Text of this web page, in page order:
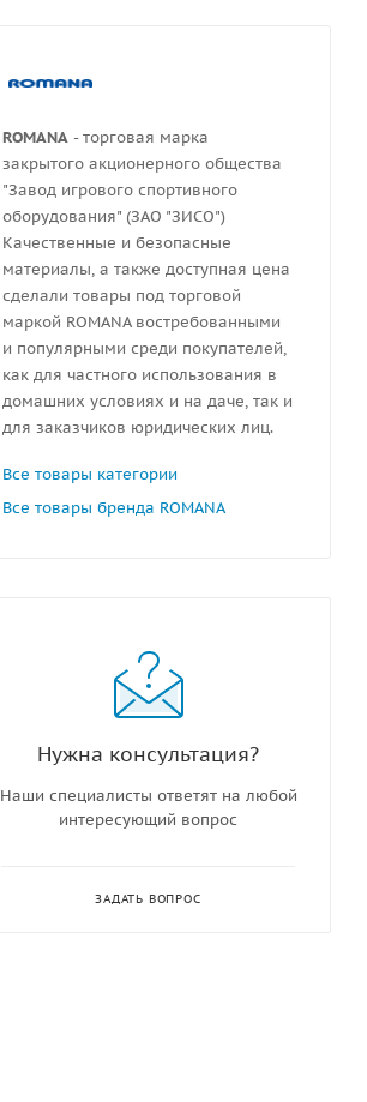
ROMANA - торговая марка
закрытого акционерного общества
"Завод игрового спортивного
оборудования" (ЗАО "ЗИСО")
Качественные и безопасные
материалы, а также доступная цена
сделали товары под торговой
маркой ROMANA востребованными
и популярными среди покупателей,
как для частного использования в
домашних условиях и на даче, так и
для заказчиков юридических лиц.
Все товары категории
Все товары бренда ROMANA
Нужна консультация?
Наши специалисты ответят на любой
интересующий вопрос
ЗАДАТЬ ВОПРОС